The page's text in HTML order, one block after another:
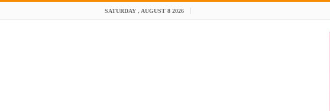
SATURDAY , AUGUST 8 2026